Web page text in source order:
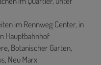
im Rennweg Center, in
Hauptbahnhof
Botanischer Garten,
Neu Marx